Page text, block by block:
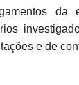
da
e de